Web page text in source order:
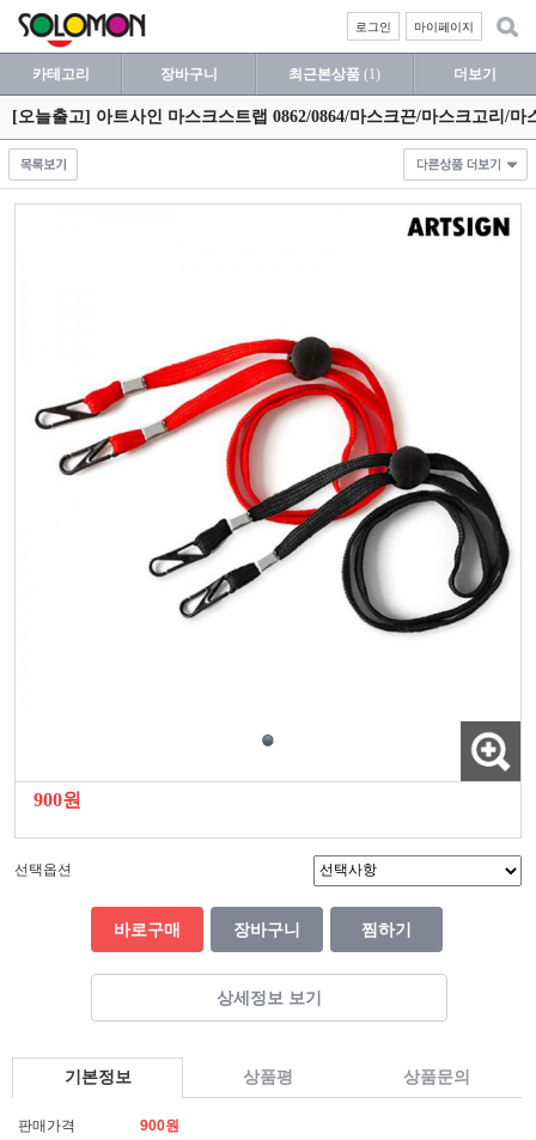
마이페이지
로그인
카테고리 장바구니 최근본상품 (1) 더보기
[오늘출고] 아트사인 마스크스트랩 0862/0864/마스크끈/마스크고리/마
900원
선택옵션
바로구매 장바구니 찜하기
상세정보 보기
기본정보 상품평 상품문의
판매가격
900원